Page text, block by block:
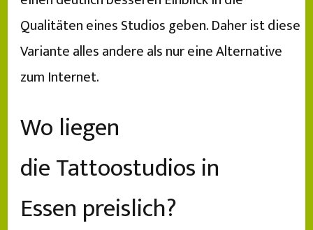
Qualitäten eines Studios geben. Daher ist diese
Variante alles andere als nur eine Alternative
zum Internet.
Wo liegen
die Tattoostudios in
Essen preislich?